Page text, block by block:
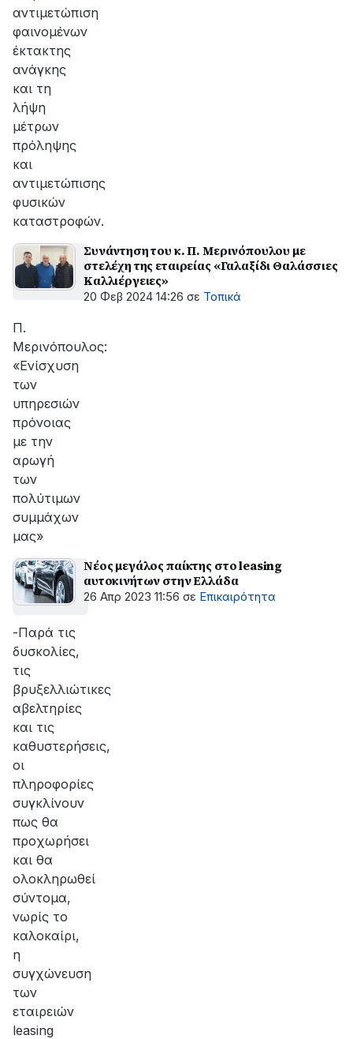
αντιμετώπιση
φαινομένων
έκτακτης
ανάγκης
και τη
λήψη
μέτρων
πρόληψης
και
αντιμετώπισης
φυσικών
καταστροφών.
Συνάντηση του κ. Π. Μερινόπουλου με
στελέχη της εταιρείας «Γαλαξίδι Θαλάσσιες
Καλλιέργειες»
20 Φεβ 2024 14:26 σε Τοπικά
Π.
Μερινόπουλος:
«Ενίσχυση
των
υπηρεσιών
πρόνοιας
με την
αρωγή
των
πολύτιμων
συμμάχων
μας»
Νέος μεγάλος παίκτης στο leasing
αυτοκινήτων στην Ελλάδα
26 Απρ 2023 11:56 σε Επικαιρότητα
-Παρά τις
δυσκολίες,
τις
βρυξελλιώτικες
αβελτηρίες
και τις
καθυστερήσεις,
οι
πληροφορίες
συγκλίνουν
πως θα
προχωρήσει
και θα
ολοκληρωθεί
σύντομα,
νωρίς το
καλοκαίρι,
η
συγχώνευση
των
εταιρειών
leasing